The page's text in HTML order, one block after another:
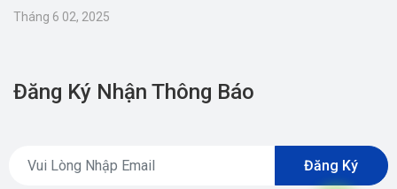
Tháng 6 02, 2025
Đăng Ký Nhận Thông Báo
Đăng Ký